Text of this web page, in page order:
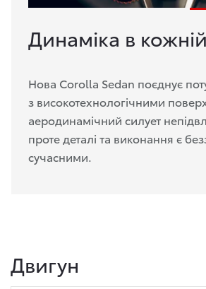
Динаміка в
Нова Corolla Sedan поєднує
з високотехнологічними
аеродинамічний силует
проте деталі та виконання є
сучасними.
Двигун